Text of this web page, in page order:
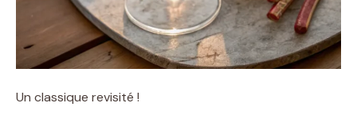
Un classique revisité !